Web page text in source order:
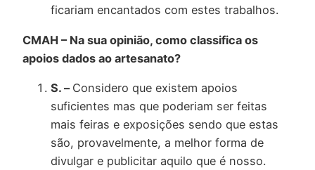
ficariam encantados com estes trabalhos.
CMAH – Na sua opinião, como classifica os
apoios dados ao artesanato?
S. – Considero que existem apoios
suficientes mas que poderiam ser feitas
mais feiras e exposições sendo que estas
são, provavelmente, a melhor forma de
divulgar e publicitar aquilo que é nosso.